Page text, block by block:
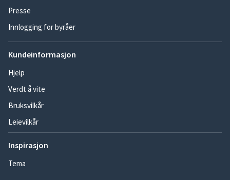
Presse
Innlogging for byråer
Kundeinformasjon
Hjelp
Verdt å vite
Bruksvilkår
Leievilkår
Inspirasjon
Tema